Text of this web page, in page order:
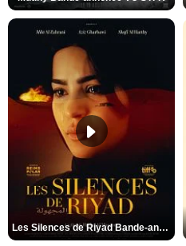
Les Silences de Riyad Bande-annonce VO STFR